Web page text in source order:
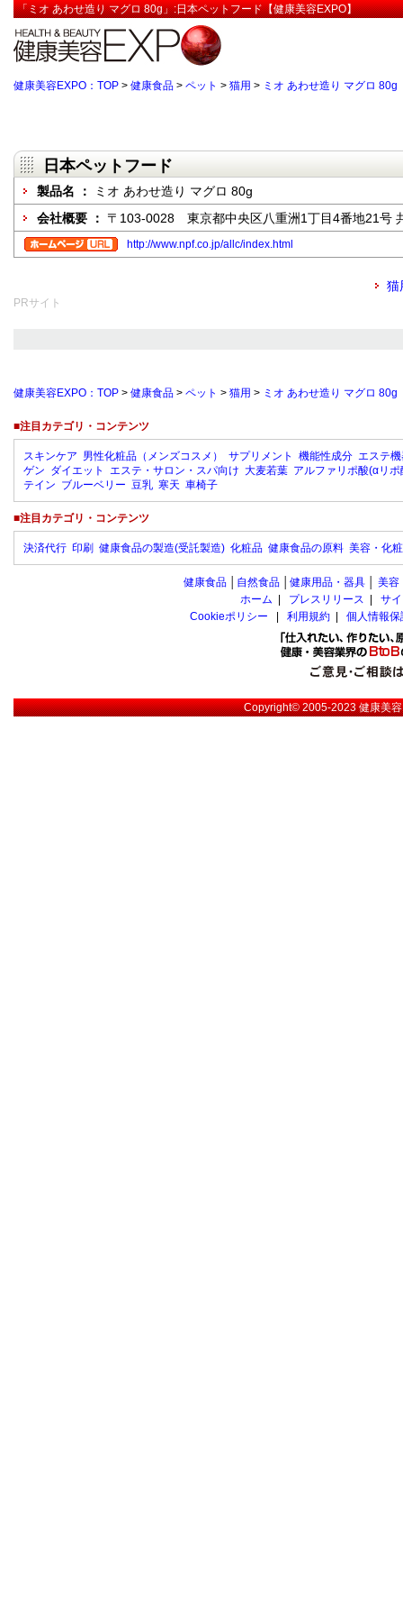
「ミオ あわせ造り マグロ 80g」:日本ペットフード【健康美容EXPO】
健康美容EXPO：TOP > 健康食品 > ペット > 猫用 > ミオ あわせ造り マグロ 80g
日本ペットフード
製品名 ：
ミオ あわせ造り マグロ 80g
会社概要 ： 〒103-0028 東京都中央区八重洲1丁目4番地21号
http://www.npf.co.jp/allc/index.html
猫
PRサイト
健康美容EXPO：TOP > 健康食品 > ペット > 猫用 > ミオ あわせ造り マグロ 80g
■注目カテゴリ・コンテンツ
スキンケア 男性化粧品（メンズコスメ） サプリメント 機能性成分 エステ
ゲン ダイエット エステ・サロン・スパ向け 大麦若葉 アルファリポ酸(αリポ
テイン ブルーベリー 豆乳 寒天 車椅子
■注目カテゴリ・コンテンツ
決済代行 印刷 健康食品の製造(受託製造) 化粧品 健康食品の原料 美容・化
健康食品 自然食品 健康用品・器具 美容
ホーム
プレスリリース
サ
Cookieポリシー
利用規約 個人情報
Copyright© 2005-2023健康美